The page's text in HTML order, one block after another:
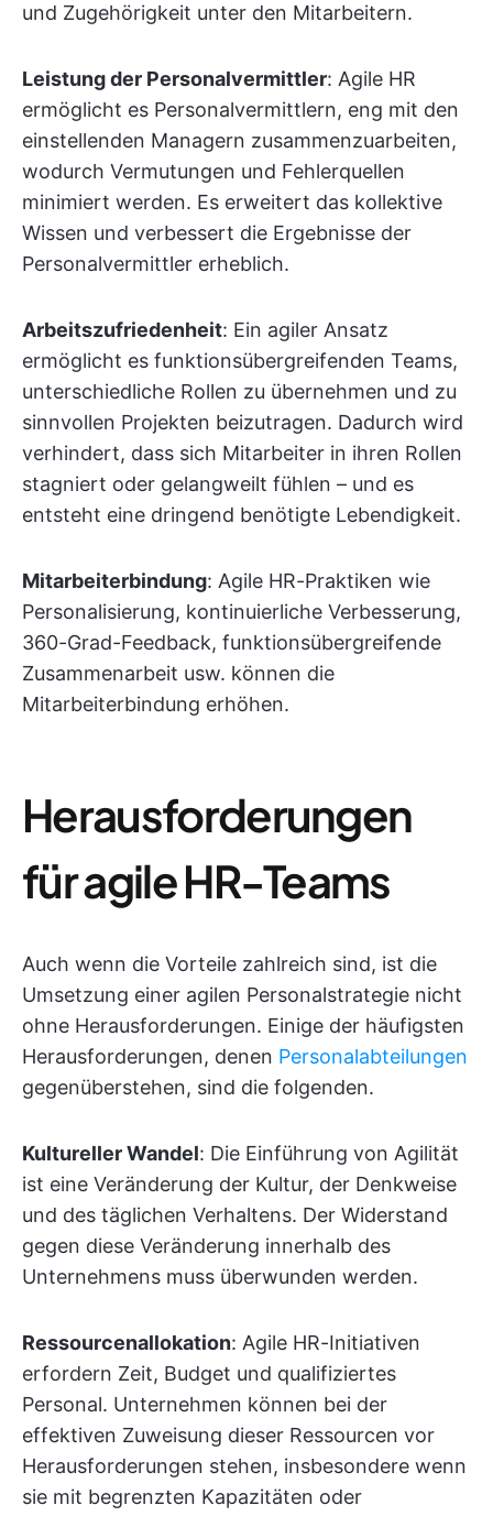
und Zugehörigkeit unter den Mitarbeitern.
Leistung der Personalvermittler: Agile HR
ermöglicht es Personalvermittlern, eng mit den
einstellenden Managern zusammenzuarbeiten,
wodurch Vermutungen und Fehlerquellen
minimiert werden. Es erweitert das kollektive
Wissen und verbessert die Ergebnisse der
Personalvermittler erheblich.
Arbeitszufriedenheit: Ein agiler Ansatz
ermöglicht es funktionsübergreifenden Teams,
unterschiedliche Rollen zu übernehmen und zu
sinnvollen Projekten beizutragen. Dadurch wird
verhindert, dass sich Mitarbeiter in ihren Rollen
stagniert oder gelangweilt fühlen – und es
entsteht eine dringend benötigte Lebendigkeit.
Mitarbeiterbindung: Agile HR-Praktiken wie
Personalisierung, kontinuierliche Verbesserung,
360-Grad-Feedback, funktionsübergreifende
Zusammenarbeit usw. können die
Mitarbeiterbindung erhöhen.
Herausforderungen
für agile HR-Teams
Auch wenn die Vorteile zahlreich sind, ist die
Umsetzung einer agilen Personalstrategie nicht
ohne Herausforderungen. Einige der häufigsten
Herausforderungen, denen Personalabteilungen
gegenüberstehen, sind die folgenden.
Kultureller Wandel: Die Einführung von Agilität
ist eine Veränderung der Kultur, der Denkweise
und des täglichen Verhaltens. Der Widerstand
gegen diese Veränderung innerhalb des
Unternehmens muss überwunden werden.
Ressourcenallokation: Agile HR-Initiativen
erfordern Zeit, Budget und qualifiziertes
Personal. Unternehmen können bei der
effektiven Zuweisung dieser Ressourcen vor
Herausforderungen stehen, insbesondere wenn
sie mit begrenzten Kapazitäten oder